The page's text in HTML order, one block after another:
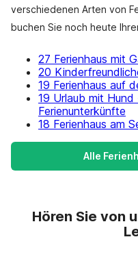
verschiedenen Arten von
buchen Sie noch heute
27 Ferienhaus mit
20
19 Ferienhaus auf
19 Urlaub mit
Ferienunterkünfte
18 Ferienhaus am
Alle
Hören Sie von